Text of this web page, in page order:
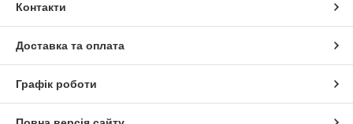
Контакти
Доставка та оплата
Графік роботи